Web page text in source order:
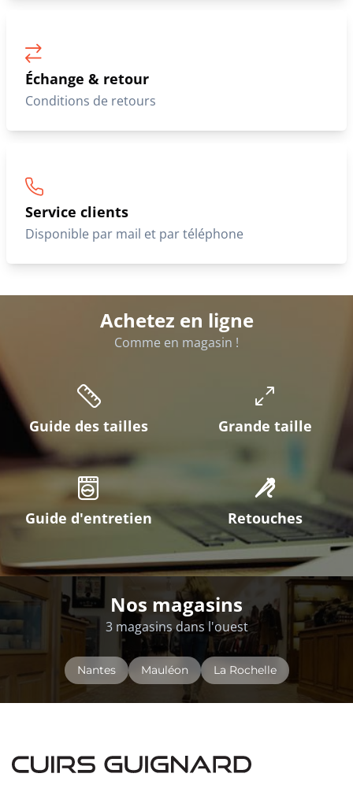
Échange & retour
Conditions de retours
Service clients
Disponible par mail et par téléphone
Achetez en ligne
Comme en magasin !
Guide des tailles Grande taille
Guide d'entretien Retouches
Nos magasins
3 magasins dans l'ouest
Nantes Mauléon La Rochelle